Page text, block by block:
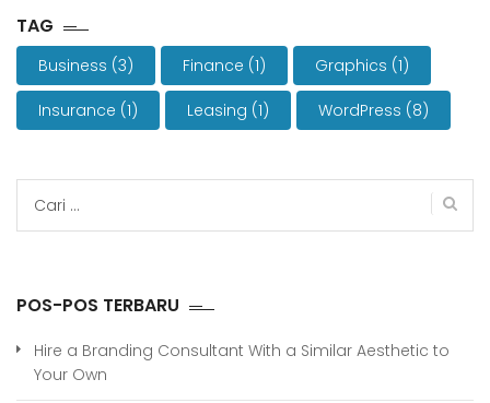
TAG
Business (3) Finance (1) Graphics (1)
Insurance (1) Leasing (1) WordPress (8)
untuk:
POS-POS TERBARU
Hire a Branding Consultant With a Similar Aesthetic to
Your Own